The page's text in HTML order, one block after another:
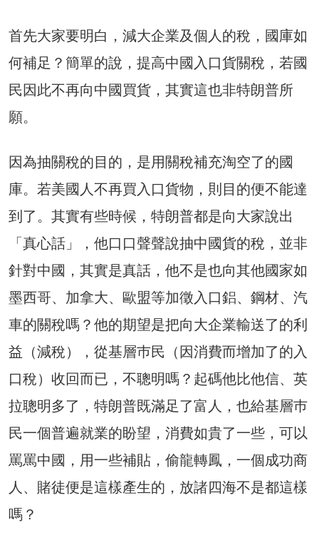
首先大家要明白，減大企業及個人的稅，國庫如
何補足？簡單的說，提高中國入口貨關稅，若國
民因此不再向中國買貨，其實這也非特朗普所
願。
因為抽關稅的目的，是用關稅補充淘空了的國
庫。若美國人不再買入口貨物，則目的便不能達
到了。其實有些時候，特朗普都是向大家說出
「真心話」，他口口聲聲說抽中國貨的稅，並非
針對中國，其實是真話，他不是也向其他國家如
墨西哥、加拿大、歐盟等加徵入口鋁、鋼材、汽
車的關稅嗎？他的期望是把向大企業輸送了的利
益（減稅），從基層巿民（因消費而增加了的入
口稅）收回而已，不聰明嗎？起碼他比他信、英
拉聰明多了，特朗普既滿足了富人，也給基層巿
民一個普遍就業的盼望，消費如貴了一些，可以
罵罵中國，用一些補貼，偷龍轉鳳，一個成功商
人、賭徒便是這樣產生的，放諸四海不是都這樣
嗎？